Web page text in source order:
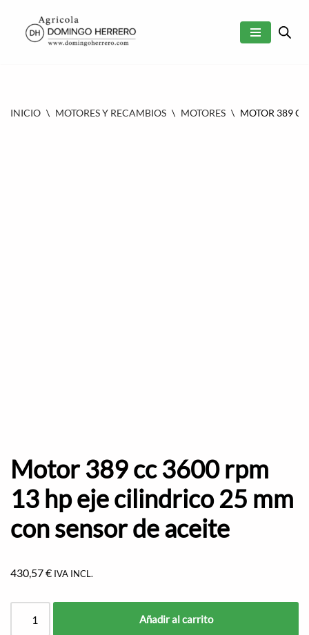
SALTAR
INICIO \ MOTORES Y RECAMBIOS \ MOTORES \ MOTOR 389
Motor 389 cc 3600 rpm
13 hp eje cilindrico 25 mm
con sensor de aceite
430,57€ IVA INCL.
Añadir al carrito